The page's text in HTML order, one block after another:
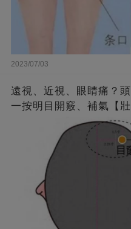
2023/07/03
遠視、近視、眼睛痛？
一按明目開竅、補氣【壯